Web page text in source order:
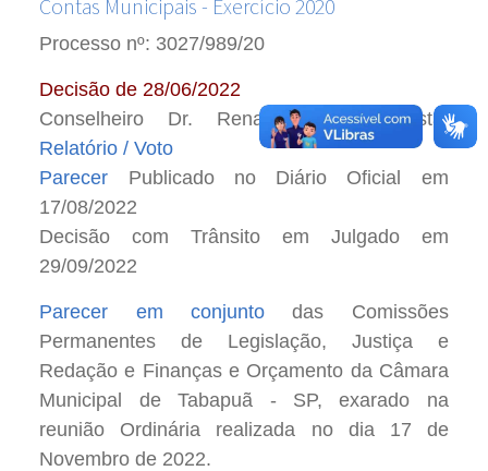
Contas Municipais - Exercício 2020
Processo nº: 3027/989/20
Decisão de 28/06/2022
Conselheiro Dr. Renato Martins Costa:
Relatório / Voto
Parecer Publicado no Diário Oficial em
17/08/2022
Decisão com Trânsito em Julgado em
29/09/2022
Parecer em conjunto das Comissões
Permanentes de Legislação, Justiça e
Redação e Finanças e Orçamento da Câmara
Municipal de Tabapuã - SP, exarado na
reunião Ordinária realizada no dia 17 de
Novembro de 2022.